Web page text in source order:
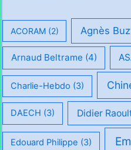
ACORAM(2) Agnès
Arnaud Beltrame (4)
Charlie-Hebdo (3)
DAECH (3) Didier
Edouard Philippe (3)